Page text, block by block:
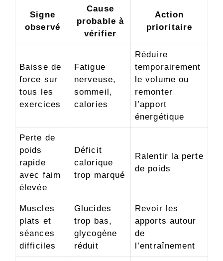
Signe
observé
Cause
probable à
vérifier
Action
prioritaire
Baisse de
force sur
tous les
exercices
Fatigue
nerveuse,
sommeil,
calories
Réduire
temporairement
le volume ou
remonter
l’apport
énergétique
Perte de
poids
rapide
avec faim
élevée
Déficit
calorique
trop marqué
Ralentir la perte
de poids
Muscles
plats et
séances
difficiles
Glucides
trop bas,
glycogène
réduit
Revoir les
apports autour
de
l’entraînement